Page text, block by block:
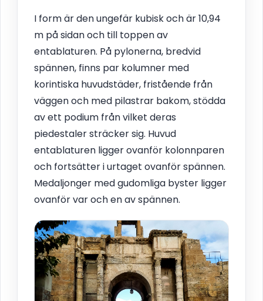
I form är den ungefär kubisk och är 10,94
m på sidan och till toppen av
entablaturen. På pylonerna, bredvid
spännen, finns par kolumner med
korintiska huvudstäder, fristående från
väggen och med pilastrar bakom, stödda
av ett podium från vilket deras
piedestaler sträcker sig. Huvud
entablaturen ligger ovanför kolonnparen
och fortsätter i urtaget ovanför spännen.
Medaljonger med gudomliga byster ligger
ovanför var och en av spännen.